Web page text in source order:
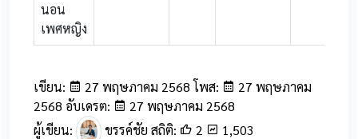
นอน
เพศหญิง
เขียน: 27 พฤษภาคม 2568 โพส:
27 พฤษภาคม
2568 อับเดรต:
27 พฤษภาคม 2568
ผู้เขียน:
ขรรค์ชัย สถิติ: 2 1,503